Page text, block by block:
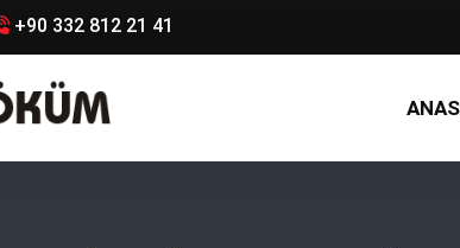
+90 332 812 21 41